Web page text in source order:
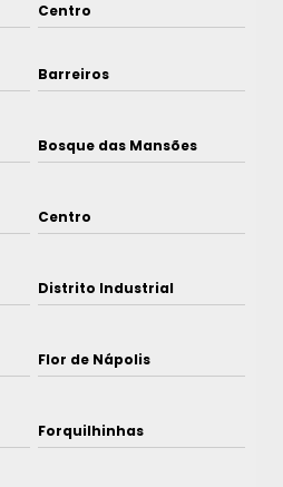
Centro
Barreiros
Bosque das Mansões
Centro
Distrito Industrial
Flor de Nápolis
Forquilhinhas